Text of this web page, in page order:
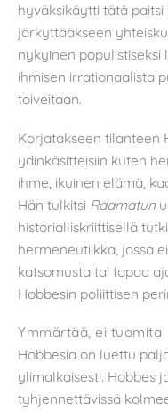
hyväksikäytti tätä
järkyttääkseen
nykyinen
ihmisen irrationaalista
toiveitaan.
Korjatakseen tilanteen
ydinkäsitteisiin kuten
ihme, ikuinen elämä,
Hän tulkitsi Raamatun
historialliskriittisellä
hermeneutiikka, jossa
katsomusta tai tapaa
Hobbesin poliittisen
Ymmärtää, ei tuomita
Hobbesia on luettu
ylimalkaisesti. Hobbes
tyhjennettävissä